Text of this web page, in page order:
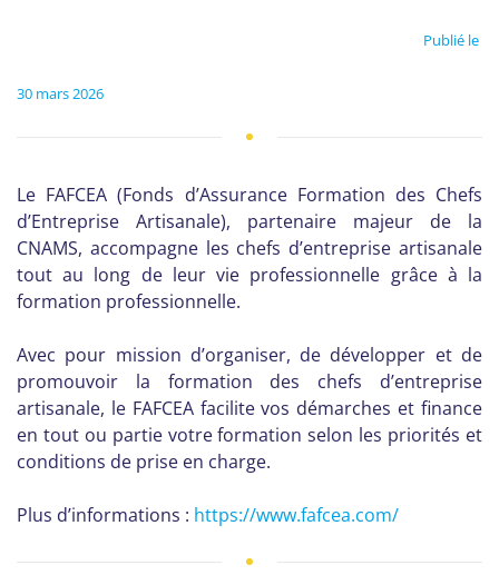
Publié le
30 mars 2026
Le FAFCEA (Fonds d’Assurance Formation des Chefs
d’Entreprise Artisanale), partenaire majeur de la
CNAMS, accompagne les chefs d’entreprise artisanale
tout au long de leur vie professionnelle grâce à la
formation professionnelle.
Avec pour mission d’organiser, de développer et de
promouvoir la formation des chefs d’entreprise
artisanale, le FAFCEA facilite vos démarches et finance
en tout ou partie votre formation selon les priorités et
conditions de prise en charge.
Plus d’informations : https://www.fafcea.com/